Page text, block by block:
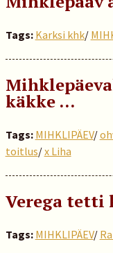
Tags: Karksi khk/
käkke …
Tags: MIHKLIPÄEV/
toitlus/x Liha
Verega tetti
Tags: MIHKLIPÄEV/